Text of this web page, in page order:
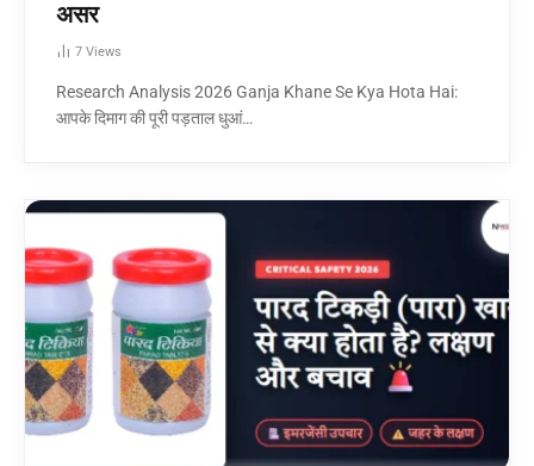
असर
7 Views
Research Analysis 2026 Ganja Khane Se Kya Hota Hai:
आपके दिमाग की पूरी पड़ताल धुआं…